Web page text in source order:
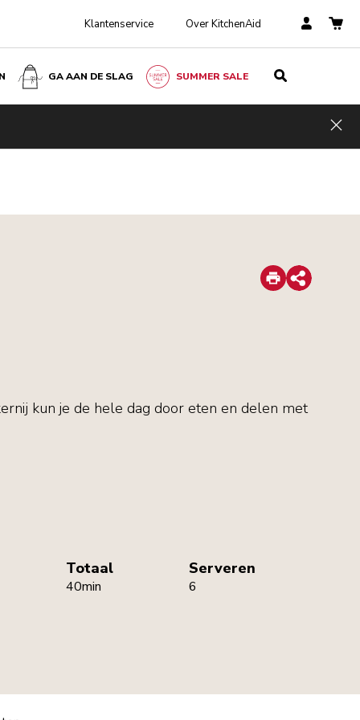
Klantenservice Over KitchenAid
GA AAN DE SLAG SUMMER SALE
Print
Share
kun je de hele dag door eten en delen met
Totaal
40min
Serveren
6